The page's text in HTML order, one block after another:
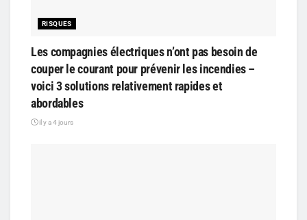
RISQUES
Les compagnies électriques n’ont pas besoin de
couper le courant pour prévenir les incendies –
voici 3 solutions relativement rapides et
abordables
il y a 4 jours